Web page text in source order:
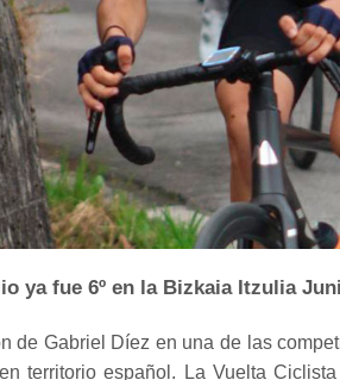
ya fue 6º en la Bizkaia Itzulia
de Gabriel Díez en una de las
territorio español. La Vuelta